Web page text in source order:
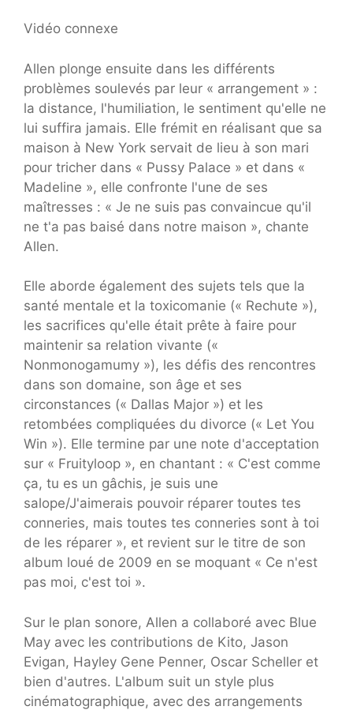
Vidéo connexe
Allen plonge ensuite dans les différents
problèmes soulevés par leur « arrangement » :
la distance, l'humiliation, le sentiment qu'elle ne
lui suffira jamais. Elle frémit en réalisant que sa
maison à New York servait de lieu à son mari
pour tricher dans « Pussy Palace » et dans «
Madeline », elle confronte l'une de ses
maîtresses : « Je ne suis pas convaincue qu'il
ne t'a pas baisé dans notre maison », chante
Allen.
Elle aborde également des sujets tels que la
santé mentale et la toxicomanie (« Rechute »),
les sacrifices qu'elle était prête à faire pour
maintenir sa relation vivante («
Nonmonogamumy »), les défis des rencontres
dans son domaine, son âge et ses
circonstances (« Dallas Major ») et les
retombées compliquées du divorce (« Let You
Win »). Elle termine par une note d'acceptation
sur « Fruityloop », en chantant : « C'est comme
ça, tu es un gâchis, je suis une
salope/J'aimerais pouvoir réparer toutes tes
conneries, mais toutes tes conneries sont à toi
de les réparer », et revient sur le titre de son
album loué de 2009 en se moquant « Ce n'est
pas moi, c'est toi ».
Sur le plan sonore, Allen a collaboré avec Blue
May avec les contributions de Kito, Jason
Evigan, Hayley Gene Penner, Oscar Scheller et
bien d'autres. L'album suit un style plus
cinématographique, avec des arrangements